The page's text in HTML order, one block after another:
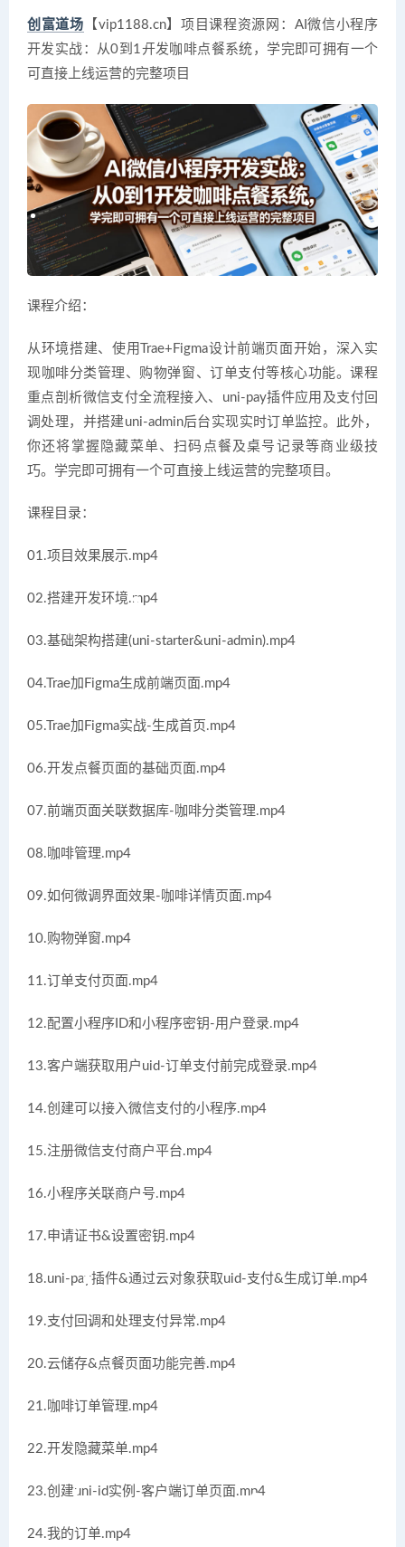
创富道场 【vip1188.cn】项目课程资源网：AI微信小程序
开发实战：从0到1开发咖啡点餐系统，学完即可拥有一个
可直接上线运营的完整项目
课程介绍：
从环境搭建、使用Trae+Figma设计前端页面开始，深入实
现咖啡分类管理、购物弹窗、订单支付等核心功能。课程
重点剖析微信支付全流程接入、uni-pay插件应用及支付回
调处理，并搭建uni-admin后台实现实时订单监控。此外，
你还将掌握隐藏菜单、扫码点餐及桌号记录等商业级技
巧。学完即可拥有一个可直接上线运营的完整项目。
课程目录：
01.项目效果展示.mp4
02.搭建开发环境.mp4
03.基础架构搭建(uni-starter&uni-admin).mp4
04.Trae加Figma生成前端页面.mp4
05.Trae加Figma实战-生成首页.mp4
06.开发点餐页面的基础页面.mp4
07.前端页面关联数据库-咖啡分类管理.mp4
08.咖啡管理.mp4
09.如何微调界面效果-咖啡详情页面.mp4
10.购物弹窗.mp4
11.订单支付页面.mp4
12.配置小程序ID和小程序密钥-用户登录.mp4
13.客户端获取用户uid-订单支付前完成登录.mp4
14.创建可以接入微信支付的小程序.mp4
15.注册微信支付商户平台.mp4
16.小程序关联商户号.mp4
17.申请证书&设置密钥.mp4
18.uni-pay插件&通过云对象获取uid-支付&生成订单.mp4
19.支付回调和处理支付异常.mp4
20.云储存&点餐页面功能完善.mp4
21.咖啡订单管理.mp4
22.开发隐藏菜单.mp4
23.创建uni-id实例-客户端订单页面.mp4
24.我的订单.mp4